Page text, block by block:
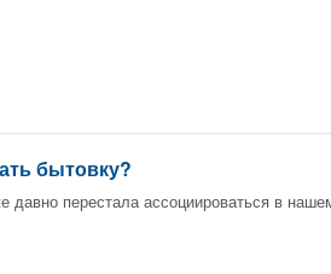
бытовку?
давно перестала ассоциироваться в